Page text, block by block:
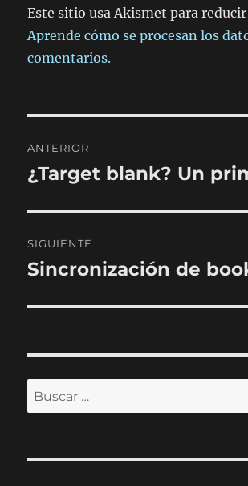
Este sitio usa Akismet para
Aprende cómo se procesan los
comentarios.
de
ANTERIOR
Entrada
¿Target blank? Un
SIGUIENTE
Entrada
Sincronización de
Buscar
por: